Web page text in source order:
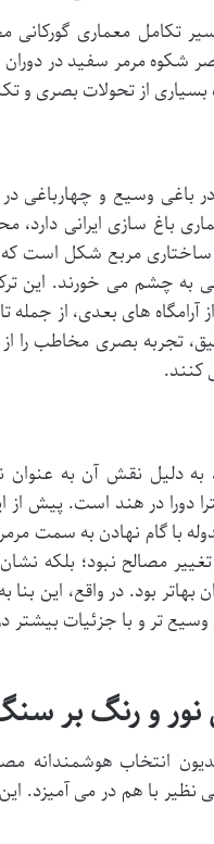
تکامل معماری
شکوه مرمر سفید در
بسیاری از تحولات بصری و
باغی وسیع و چهارباغی
باغ سازی ایرانی
ساختاری مربع شکل است
چشم می خورند. این
آرامگاه های بعدی، از
تجربه بصری مخاطب را از
کنند.
به دلیل نقش آن به
دورا در هند است. پیش از
با گام نهادن به سمت
مصالح نبود؛ بلکه
بود. در واقع، این
تر و با جزئیات بیشتر
و رنگ بر
انتخاب هوشمندانه
نظیر با هم در می آمیزد.